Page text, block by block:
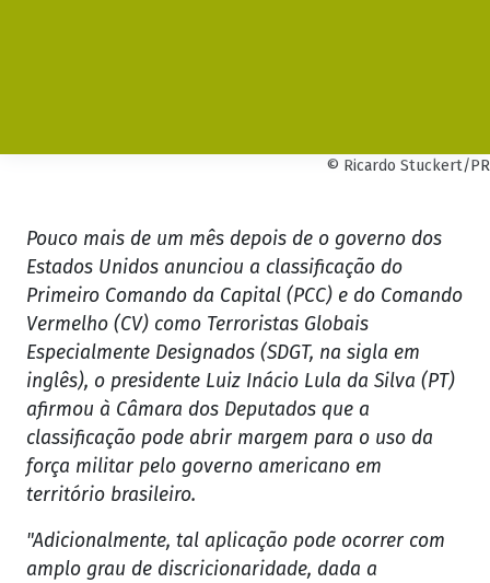
© Ricardo Stuckert/PR
Pouco mais de um mês depois de o governo dos
Estados Unidos anunciou a classificação do
Primeiro Comando da Capital (PCC) e do Comando
Vermelho (CV) como Terroristas Globais
Especialmente Designados (SDGT, na sigla em
inglês), o presidente Luiz Inácio Lula da Silva (PT)
afirmou à Câmara dos Deputados que a
classificação pode abrir margem para o uso da
força militar pelo governo americano em
território brasileiro.
"Adicionalmente, tal aplicação pode ocorrer com
amplo grau de discricionaridade, dada a